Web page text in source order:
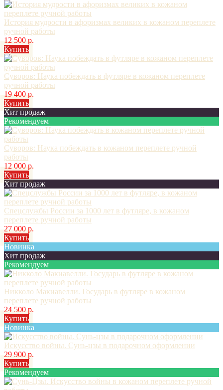
История мудрости в афоризмах великих в кожаном переплете
ручной работы
12 500 р.
Купить
Суворов: Наука побеждать в футляре в кожаном переплете
ручной работы
19 400 р.
Купить
Хит продаж
Рекомендуем
Суворов: Наука побеждать в кожаном переплете ручной
работы
12 000 р.
Купить
Хит продаж
Спецслужбы России за 1000 лет в футляре, в кожаном
переплете ручной работы
27 000 р.
Купить
Новинка
Хит продаж
Рекомендуем
Никколо Макиавелли. Государь в футляре в кожаном
переплете ручной работы
24 500 р.
Купить
Новинка
Искусство войны. Сунь-цзы в подарочном оформлении
29 900 р.
Купить
Рекомендуем